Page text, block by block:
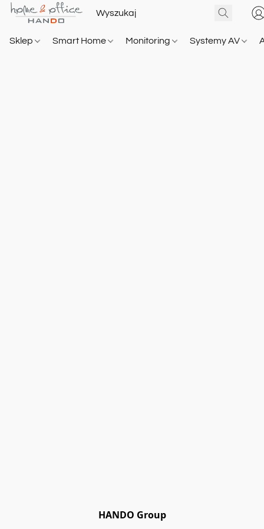
Sklep Smart Home Monitoring Systemy AV
HANDO Group